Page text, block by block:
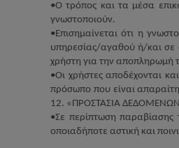
•Ο τρόπος και τα μέσα
γνωστοποιούν.
•Επισημαίνεται ότι η
υπηρεσίας/αγαθού ή/και σε
χρήστη για την αποπληρωμή
•Οι χρήστες αποδέχονται
πρόσωπο που είναι
12. «ΠΡΟΣΤΑΣΙΑ
•Σε περίπτωση
οποιαδήποτε αστική και